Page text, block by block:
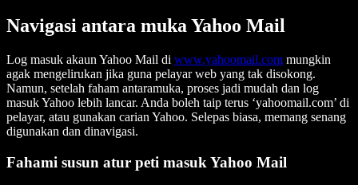
Navigasi antara muka Yahoo Mail
Log masuk akaun Yahoo Mail di www.yahoomail.com mungkin
agak mengelirukan jika guna pelayar web yang tak disokong.
Namun, setelah faham antaramuka, proses jadi mudah dan log
masuk Yahoo lebih lancar. Anda boleh taip terus ‘yahoomail.com’ di
pelayar, atau gunakan carian Yahoo. Selepas biasa, memang senang
digunakan dan dinavigasi.
Fahami susun atur peti masuk Yahoo Mail